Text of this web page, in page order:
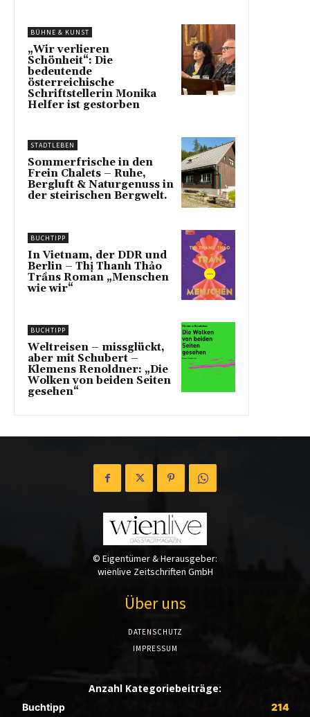
BÜHNE & KUNST
„Wir verlieren
Schönheit“: Die
bedeutende
österreichische
Schriftstellerin Monika
Helfer ist gestorben
STADTLEBEN
Sommerfrische in den
Frein Chalets – Ruhe,
Bergluft & Naturgenuss in
der steirischen Bergwelt.
BUCHTIPP
In Vietnam, der DDR und
Berlin – Thị Thanh Thảo
Trầns Roman „Menschen
wie wir“
BUCHTIPP
Weltreisen – missglückt,
aber mit Schubert –
Klemens Renoldner: „Die
Wolken von beiden Seiten
gesehen“
© Eigentümer & Herausgeber:
wienlive Zeitschriften GmbH
Über uns
DATENSCHUTZ
IMPRESSUM
Anzahl Kategoriebeiträge:
Buchtipp 214